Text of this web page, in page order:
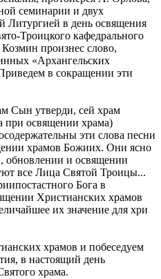
семинарии и двух
Литургией в день освящения
Троицкого кафедрального
произнес слово,
«Архангельских
в сокращении эти
Сын утверди, сей храм
при освящении храма)
эти слова песни
храмов Божиих. Они ясно
обновлении и освящении
все Лица Святой Троицы...
Бога в
Христианских храмов
их значение для хри
храмов и побеседуем
в настоящий день
храма.